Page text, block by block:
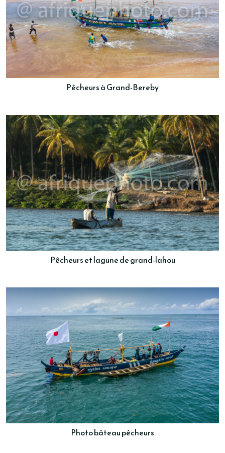
Pêcheurs à Grand-Bereby
Pêcheurs et lagune de grand-lahou
Photo bâteau pêcheurs